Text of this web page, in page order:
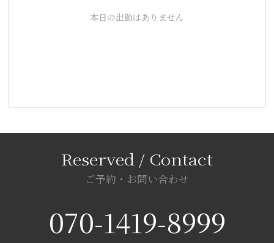
本日の出勤はありません
ご予約・お問い合わせ
070-1419-8999